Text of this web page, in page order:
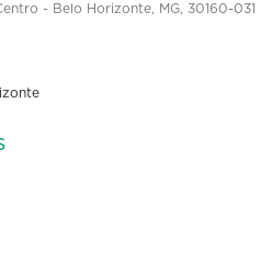
- Belo Horizonte, MG, 30160-031